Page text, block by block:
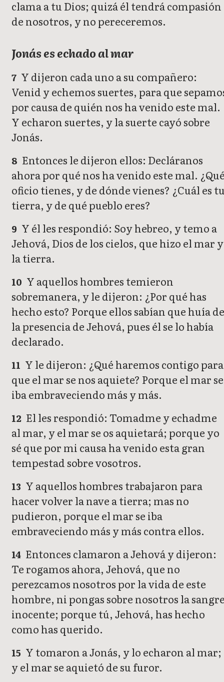
clama a tu Dios; quizá él tendrá compasión
de nosotros, y no pereceremos.
Jonás es echado al mar
7 Y dijeron cada uno a su compañero:
Venid y echemos suertes, para que
por causa de quién nos ha venido este mal.
Y echaron suertes, y la suerte cayó sobre
Jonás.
8 Entonces le dijeron ellos: Decláranos
ahora por qué nos ha venido este mal.
oficio tienes, y de dónde vienes? ¿Cuál es
tierra, y de qué pueblo eres?
9 Y él les respondió: Soy hebreo, y temo a
Jehová, Dios de los cielos, que hizo el mar y
la tierra.
10 Y aquellos hombres temieron
sobremanera, y le dijeron: ¿Por qué has
hecho esto? Porque ellos sabían que huía de
la presencia de Jehová, pues él se lo había
declarado.
11 Y le dijeron: ¿Qué haremos contigo para
que el mar se nos aquiete? Porque el mar se
iba embraveciendo más y más.
12 El les respondió: Tomadme y echadme
al mar, y el mar se os aquietará; porque yo
sé que por mi causa ha venido esta gran
tempestad sobre vosotros.
13 Y aquellos hombres trabajaron para
hacer volver la nave a tierra; mas no
pudieron, porque el mar se iba
embraveciendo más y más contra ellos.
14 Entonces clamaron a Jehová y dijeron:
Te rogamos ahora, Jehová, que no
perezcamos nosotros por la vida de este
hombre, ni pongas sobre nosotros la
inocente; porque tú, Jehová, has hecho
como has querido.
15 Y tomaron a Jonás, y lo echaron al mar;
y el mar se aquietó de su furor.